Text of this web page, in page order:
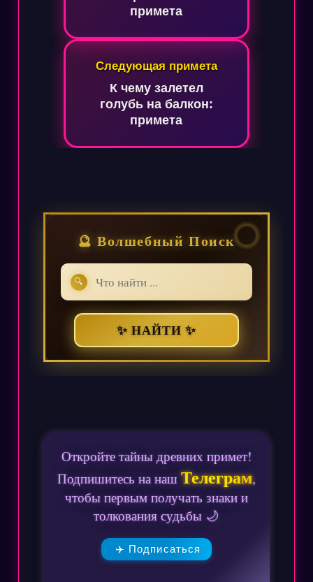
примета
Следующая примета
К чему залетел
голубь на балкон:
примета
🔮 Волшебный Поиск
🔍
✨ НАЙТИ ✨
Откройте тайны древних примет!
Подпишитесь на нашТелеграм,
чтобы первым получать знаки и
толкования судьбы 🌙
✈️ Подписаться